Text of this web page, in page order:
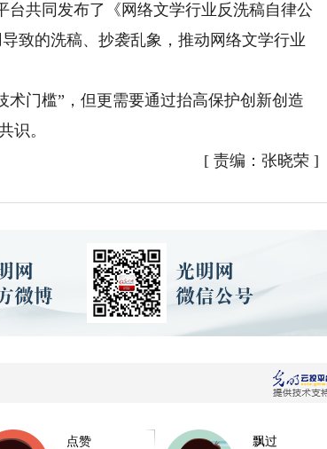
台共同发布了《网络文学行业反洗稿自律公
致的洗稿、抄袭乱象，推动网络文学行业
门槛”，但更需要通过抬高保护创新创造
识。
[ 责编：张晓荣 ]
点赞 飘过